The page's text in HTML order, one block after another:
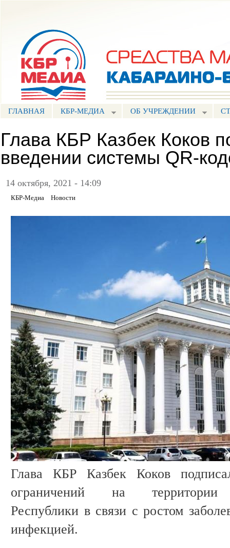
ГЛАВНАЯ КБР-МЕДИА ОБ УЧРЕЖДЕНИИ
Глава КБР Казбек Коков
введении системы QR-
14 октября, 2021 - 14:09
КБР-Медиа Новости
Глава КБР Казбек Коков
ограничений на территории
Республики в связи с ростом
инфекцией.